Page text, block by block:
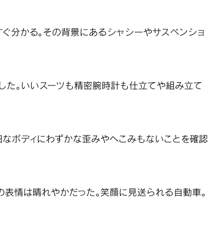
分かる。その背景にあるシャシーやサスペンショ
。いいスーツも精密腕時計も仕立てや組み立て
ボディにわずかな歪みやへこみもないことを確認
情は晴れやかだった。笑顔に見送られる自動車。